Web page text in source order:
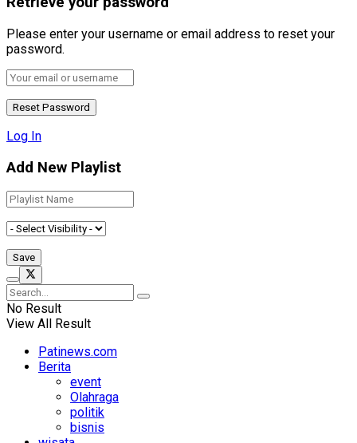
Please enter your username or email address to reset your
password.
Log In
Add New Playlist
No Result
View All Result
Patinews.com
Berita
event
Olahraga
politik
bisnis